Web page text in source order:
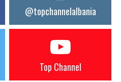
@topchannelalbania
Top Channel